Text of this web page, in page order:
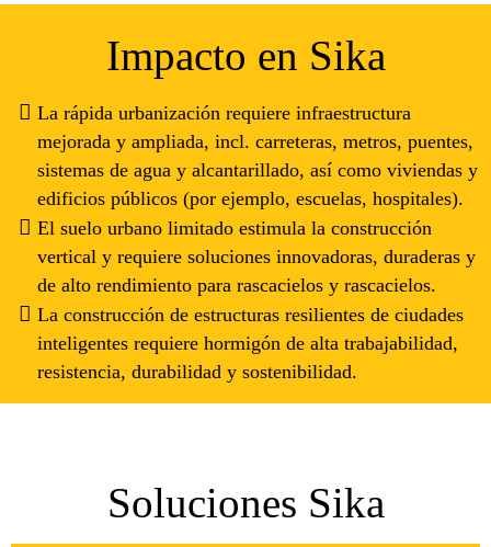
Impacto en Sika
La rápida urbanización requiere infraestructura
mejorada y ampliada, incl. carreteras, metros, puentes,
sistemas de agua y alcantarillado, así como viviendas y
edificios públicos (por ejemplo, escuelas, hospitales).
El suelo urbano limitado estimula la construcción
vertical y requiere soluciones innovadoras, duraderas y
de alto rendimiento para rascacielos y rascacielos.
La construcción de estructuras resilientes de ciudades
inteligentes requiere hormigón de alta trabajabilidad,
resistencia, durabilidad y sostenibilidad.
Soluciones Sika